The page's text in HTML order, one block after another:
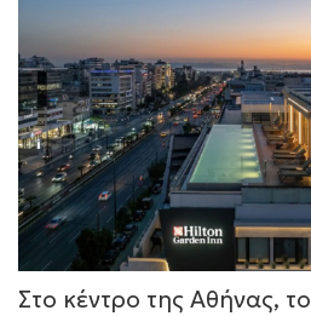
Στο κέντρο της Αθήνας, το